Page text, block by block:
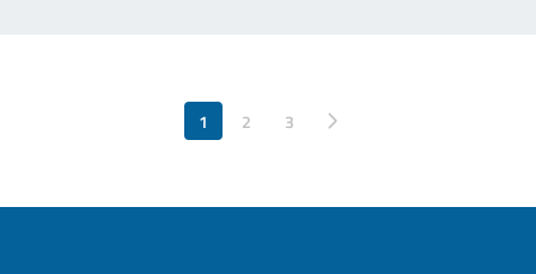
1 2 3
Pagina successiva